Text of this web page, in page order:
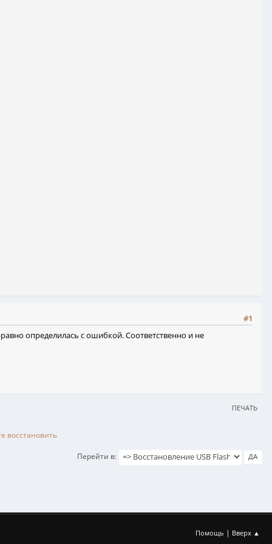
#1
определилась с ошибкой. Соответственно и не
ПЕЧАТЬ
восстановить
Перейти в
Помощь | Вверх ▲